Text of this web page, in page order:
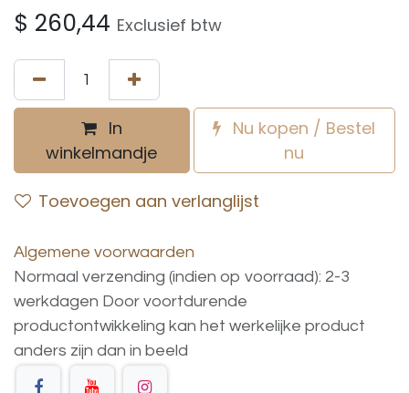
$ 260,44 Exclusief btw
In
winkelmandje
Nu kopen / Bestel
nu
Toevoegen aan verlanglijst
Algemene voorwaarden
Normaal verzending (indien op voorraad): 2-3
werkdagen Door voortdurende
productontwikkeling kan het werkelijke product
anders zijn dan in beeld